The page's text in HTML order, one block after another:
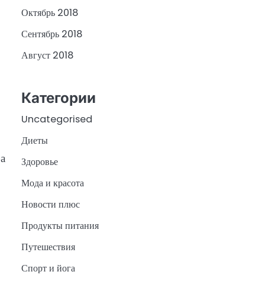
Октябрь 2018
Сентябрь 2018
Август 2018
Категории
Uncategorised
Диеты
Здоровье
Мода и красота
Новости плюс
Продукты питания
Путешествия
Спорт и йога